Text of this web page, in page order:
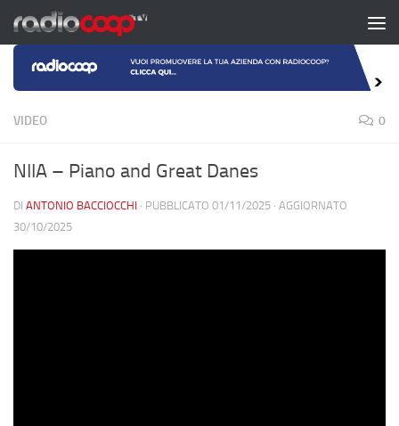
Salta al contenuto
VIDEO 0
NIIA – Piano and Great Danes
DI ANTONIO BACCIOCCHI · PUBBLICATO 01/11/2025 · AGGIORNATO
30/10/2025